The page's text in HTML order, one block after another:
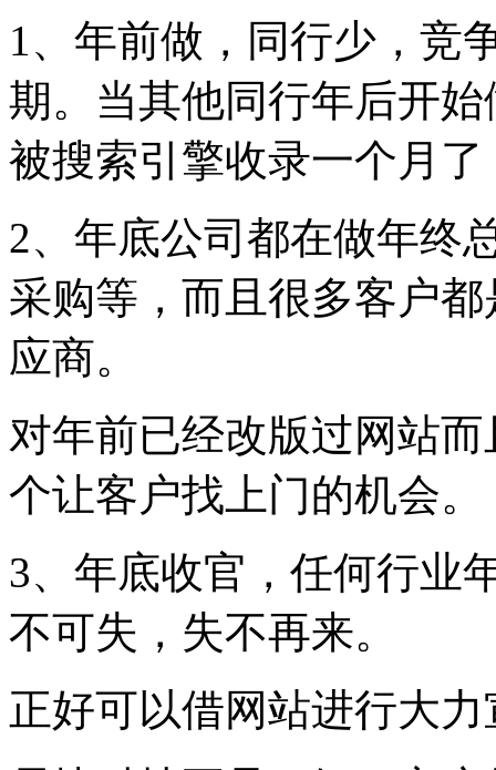
1、年前做，同行少，竞
期。当其他同行年后开
被搜索引擎收录一个月
2、年底公司都在做年终
采购等，而且很多客户
应商。
对年前已经改版过网站
个让客户找上门的机会。
3、年底收官，任何行业
不可失，失不再来。
正好可以借网站进行大